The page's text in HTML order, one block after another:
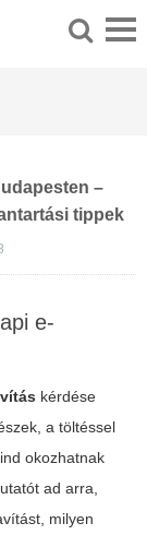
–
tippek
e-
kérdése
a töltéssel
okozhatnak
ad arra,
milyen